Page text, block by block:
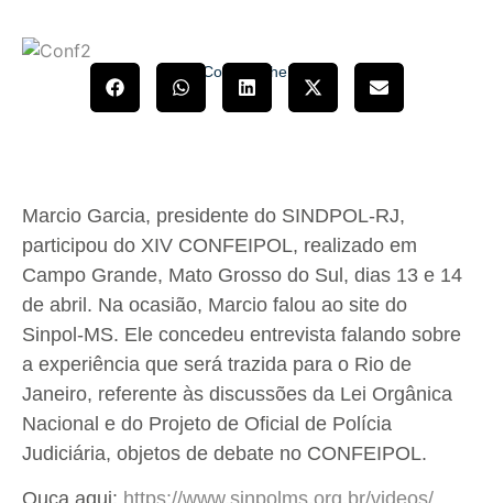
Compartilhe!
Marcio Garcia, presidente do SINDPOL-RJ,
participou do XIV CONFEIPOL, realizado em
Campo Grande, Mato Grosso do Sul, dias 13 e 14
de abril. Na ocasião, Marcio falou ao site do
Sinpol-MS. Ele concedeu entrevista falando sobre
a experiência que será trazida para o Rio de
Janeiro, referente às discussões da Lei Orgânica
Nacional e do Projeto de Oficial de Polícia
Judiciária, objetos de debate no CONFEIPOL.